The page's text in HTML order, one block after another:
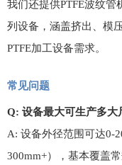
我们还提供PTFE波纹管
列设备，涵盖挤出、模
PTFE加工设备需求。
常见问题
Q: 设备最大可生产多大
A: 设备外径范围可达0-
300mm+），基本覆盖